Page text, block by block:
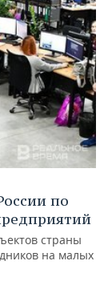
по
страны
на малых